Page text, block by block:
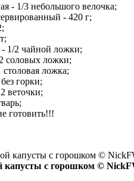
- 1/3 небольшого велочка;
- 420 г;
1/2 чайной ложки;
соловых ложки;
ложка;
горки;
веточки;
готовить!!!
капусты с горошком ©